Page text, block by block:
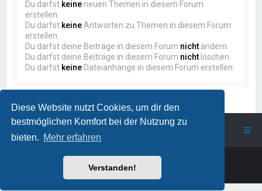
Diese Website nutzt Cookies, um dir den
bestmöglichen Komfort bei der Nutzung zu
bieten. Mehr erfahren
Verstanden!
Du darfst keine neuen Themen in diesem Forum
erstellen.
Du darfst keine Antworten zu Themen in diesem Forum
erstellen.
Du darfst deine Beiträge in diesem Forum nicht ändern.
Du darfst deine Beiträge in diesem Forum nicht löschen.
Du darfst keine Dateianhänge in diesem Forum erstellen.
ProstSchG
phpBB
Deutsche Übersetzung durchphpBB.de